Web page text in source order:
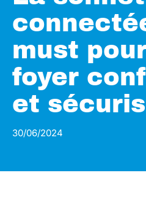
must
foyer
et
30/06/2024